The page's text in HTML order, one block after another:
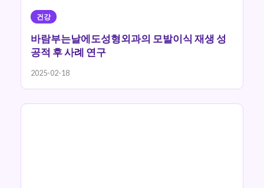
건강
바람부는날에도성형외과의 모발이식 재생 성
공적 후 사례 연구
2025-02-18